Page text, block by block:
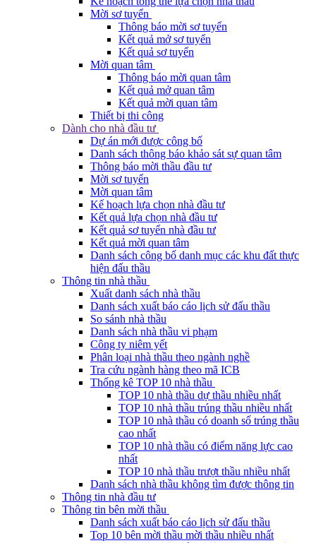
Mời sơ tuyển
Thông báo mời sơ tuyển
Kết quả mở sơ tuyển
Kết quả sơ tuyển
Mời quan tâm
Thông báo mời quan tâm
Kết quả mở quan tâm
Kết quả mời quan tâm
Thiết bị thi công
Dành cho nhà đầu tư
Dự án mới được công bố
Danh sách thông báo khảo sát sự quan tâm
Thông báo mời thầu đầu tư
Mời sơ tuyển
Mời quan tâm
Kế hoạch lựa chọn nhà đầu tư
Kết quả lựa chọn nhà đầu tư
Kết quả sơ tuyển nhà đầu tư
Kết quả mời quan tâm
Danh sách công bố danh mục các khu đất thực
hiện đấu thầu
Thông tin nhà thầu
Xuất danh sách nhà thầu
Danh sách xuất báo cáo lịch sử đấu thầu
So sánh nhà thầu
Danh sách nhà thầu vi phạm
Công ty niêm yết
Phân loại nhà thầu theo ngành nghề
Tra cứu ngành hàng theo mã ICB
Thống kê TOP 10 nhà thầu
TOP 10 nhà thầu dự thầu nhiều nhất
TOP 10 nhà thầu trúng thầu nhiều nhất
TOP 10 nhà thầu có doanh số trúng thầu
cao nhất
TOP 10 nhà thầu có điểm năng lực cao
nhất
TOP 10 nhà thầu trượt thầu nhiều nhất
Danh sách nhà thầu không tìm được thông tin
Thông tin nhà đầu tư
Thông tin bên mời thầu
Danh sách xuất báo cáo lịch sử đấu thầu
Top 10 bên mời thầu mời thầu nhiều nhất